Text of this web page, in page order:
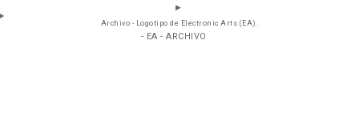
Archivo - Logotipo de Electronic Arts (EA).
- EA - ARCHIVO